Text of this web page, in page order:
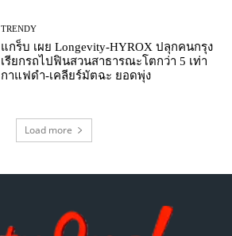
TRENDY
แกร็บ เผย Longevity-HYROX ปลุกคนกรุง
เรียกรถไปฟินสวนสาธารณะโตกว่า 5 เท่า
กาแฟดำ-เคลียร์มัตฉะ ยอดพุ่ง
Load more